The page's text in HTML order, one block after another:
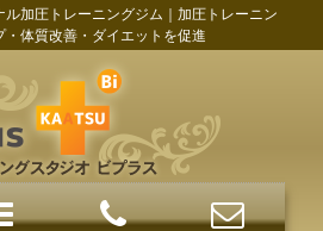
加圧トレーニングジム｜加圧トレーニン
・体質改善・ダイエットを促進